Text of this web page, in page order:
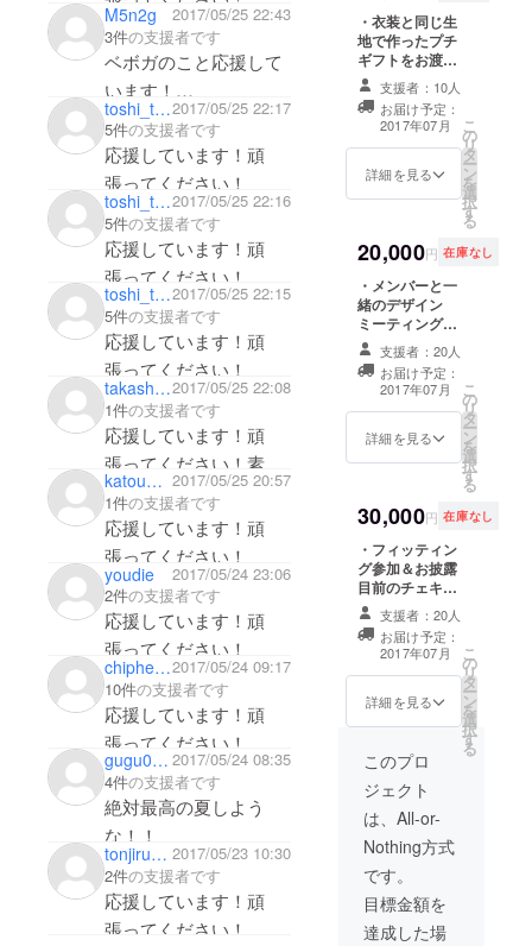
M5n2g
2017/05/25 22:43
3件の支援者です
ベボガのこと応援して
います！
頑張ってください！
ぺろぱむ大好きです！
toshi_toshi_42017/05/25 22:17
5件の支援者です
応援しています！頑
張ってください！
toshi_toshi_42017/05/25 22:16
5件の支援者です
応援しています！頑
張ってください！
toshi_toshi_42017/05/25 22:15
5件の支援者です
応援しています！頑
張ってください！
takashi532017/05/25 22:08
1件の支援者です
応援しています！頑
張ってください！素敵
な衣装になるといいで
すね！
katouhiromi 2017/05/25 20:57
1件の支援者です
応援しています！頑
張ってください！
youdie
2017/05/24 23:06
2件の支援者です
応援しています！頑
張ってください！
chiphead2017/05/24 09:17
10件の支援者です
応援しています！頑
張ってください！
gugu04510 2017/05/24 08:35
4件の支援者です
絶対最高の夏しよう
な！！
tonjirugasukida 2017/05/23 10:30
2件の支援者です
応援しています！頑
張ってください！
・衣装と同じ生
地で作ったプチ
ギフトをお渡し
します。 ・メン
バーから御礼の
リプをさせてい
ただきます。
支援者：10人
お届け予定：
2017年07月
詳細を見る
こ
の
リ
タ
ー
ン
を
選
択
す
る
20,000円 在庫なし
・メンバーと一
緒のデザイン
ミーティング参
加権＆チェキ撮
影権 ※衣装のデ
ザイン会議に参
加し、デザイン
選定の投票権を
お持ちいただき
ます。 また、
チェキを撮影い
ただけます。 ・
10,000円コース
の全ての特典
支援者：20人
お届け予定：
2017年07月
詳細を見る
こ
の
リ
タ
ー
ン
を
選
択
す
る
30,000円 在庫なし
・フィッティン
グ参加＆お披露
目前のチェキ撮
影権 ※新衣装に
初めて袖を通す
メモリアルな場
に同席し、チェ
キを撮影いただ
けます。 ・
支援者：20人
お届け予定：
2017年07月
詳細を見る
こ
の
リ
タ
ー
ン
を
選
択
す
る
このプロ
ジェクト
は、All-or-
Nothing方式
です。
目標金額を
達成した場